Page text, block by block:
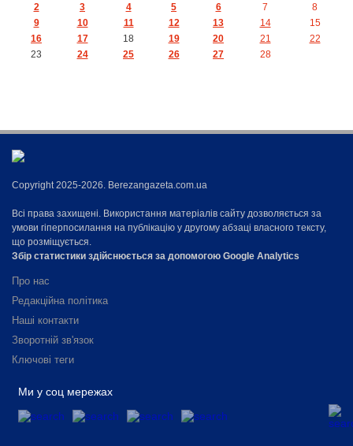
2
3 4 5 6 7
8
9
10 11 12 13 14
15
16
17 18 19 20 21
22
23
24 25 26 27 28
Copyright 2025-2026. Berezangazeta.com.ua
Всі права захищені. Використання матеріалів сайту дозволяється за
умови гіперпосилання на публікацію у другому абзаці власного тексту,
що розміщується.
Збір статистики здійснюється за допомогою Google Analytics
Про нас
Редакційна політика
Наші контакти
Зворотній зв'язок
Ключові теги
Ми у соц мережах